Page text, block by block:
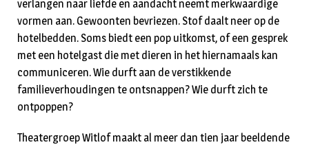
verlangen naar liefde en aandacht neemt merkwaardige
vormen aan. Gewoonten bevriezen. Stof daalt neer op de
hotelbedden. Soms biedt een pop uitkomst, of een gesprek
met een hotelgast die met dieren in het hiernamaals kan
communiceren. Wie durft aan de verstikkende
familieverhoudingen te ontsnappen? Wie durft zich te
ontpoppen?
Theatergroep Witlof maakt al meer dan tien jaar beeldende